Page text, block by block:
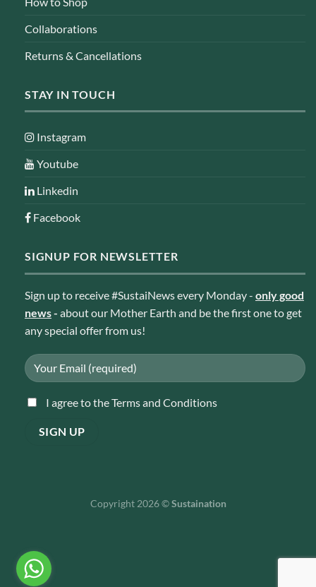
Collaborations
Returns & Cancellations
STAY IN TOUCH
Instagram
Youtube
Linkedin
Facebook
SIGNUP FOR NEWSLETTER
Sign up to receive #SustaiNews every Monday - only good
news- about our Mother Earth and be the first one to get
any special offer from us!
I agree to the Terms and Conditions
Copyright 2026 ©Sustaination